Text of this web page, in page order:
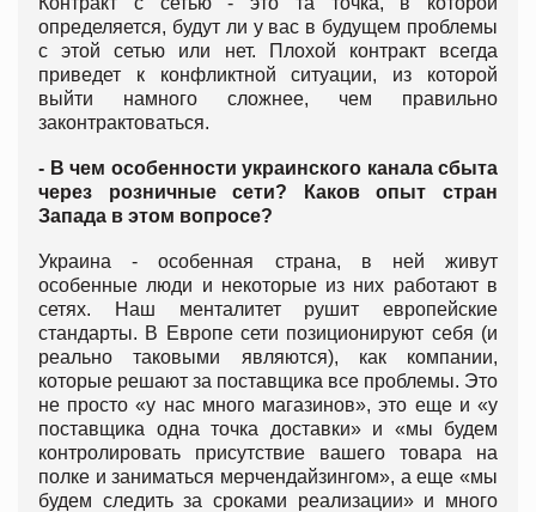
определяется, будут ли у вас в будущем проблемы
с этой сетью или нет. Плохой контракт всегда
приведет к конфликтной ситуации, из которой
выйти намного сложнее, чем правильно
законтрактоваться.
- В чем особенности украинского канала сбыта
через розничные сети? Каков опыт стран
Запада в этом вопросе?
Украина - особенная страна, в ней живут
особенные люди и некоторые из них работают в
сетях. Наш менталитет рушит европейские
стандарты. В Европе сети позиционируют себя (и
реально таковыми являются), как компании,
которые решают за поставщика все проблемы. Это
не просто «у нас много магазинов», это еще и «у
поставщика одна точка доставки» и «мы будем
контролировать присутствие вашего товара на
полке и заниматься мерчендайзингом», а еще «мы
будем следить за сроками реализации» и много